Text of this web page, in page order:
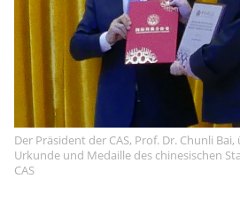
Der Präsident der CAS, Prof. Dr. Chunli
Urkunde und Medaille des chinesischen
CAS